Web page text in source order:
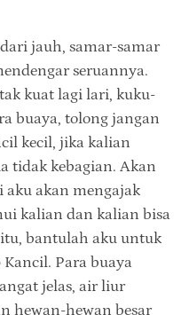
jauh, samar-samar
seruannya.
kuat lagi lari, kuku-
buaya, tolong jangan
kecil, jika kalian
tidak kebagian. Akan
aku akan mengajak
kalian dan kalian bisa
bantulah aku untuk
Para buaya
jelas, air liur
hewan-hewan besar